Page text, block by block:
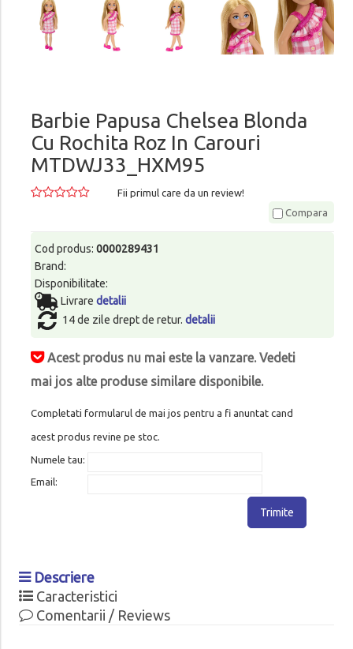
Barbie Papusa Chelsea Blonda
Cu Rochita Roz In Carouri
MTDWJ33_HXM95
Fii primul care da un review!
Compara
Cod produs: 0000289431
Brand:
Disponibilitate:
Livrare detalii
14 de zile drept de retur. detalii
Acest produs nu mai este la vanzare. Vedeti
mai jos alte produse similare disponibile.
Completati formularul de mai jos pentru a fi anuntat cand
acest produs revine pe stoc.
Numele tau:
Email:
Trimite
Descriere
Caracteristici
Comentarii / Reviews